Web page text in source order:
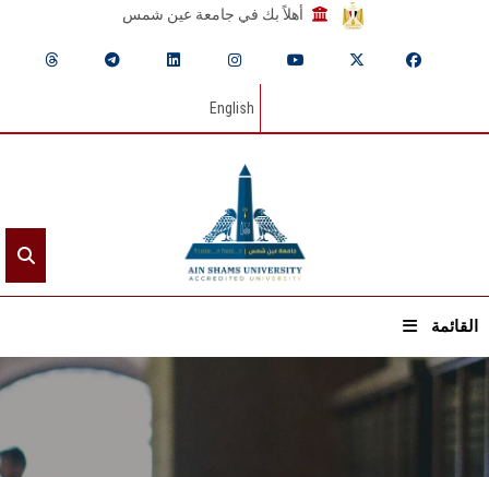
أهلاً بك في جامعة عين شمس
English
القائمة
الرئيسيـة
عن الجامعة